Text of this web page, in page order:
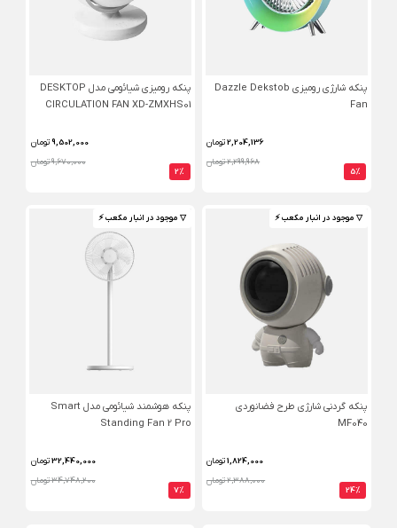
پنکه شارژی رومیزی Dazzle Dekstob
Fan
2,204,136تومان
2,299,968 تومان
5%
پنکه رومیزی شیائومی مدل DESKTOP
CIRCULATION FAN XD-ZMXHS01
9,502,000تومان
9,670,000 تومان
2%
▽ موجود در انبار مکعب ⚡️
پنکه گردنی شارژی طرح فضانوردی
MF040
1,824,000تومان
2,388,000 تومان
24%
▽ موجود در انبار مکعب ⚡️
پنکه هوشمند شیائومی مدل Smart
Standing Fan 2 Pro
32,440,000تومان
34,748,200 تومان
7%